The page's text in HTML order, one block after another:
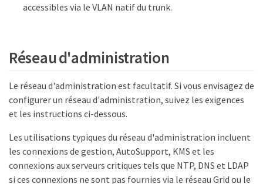
accessibles via le VLAN natif du trunk.
Réseau d'administration
Le réseau d'administration est facultatif. Si vous envisagez de
configurer un réseau d'administration, suivez les exigences
et les instructions ci-dessous.
Les utilisations typiques du réseau d'administration incluent
les connexions de gestion, AutoSupport, KMS et les
connexions aux serveurs critiques tels que NTP, DNS et LDAP
si ces connexions ne sont pas fournies via le réseau Grid ou le